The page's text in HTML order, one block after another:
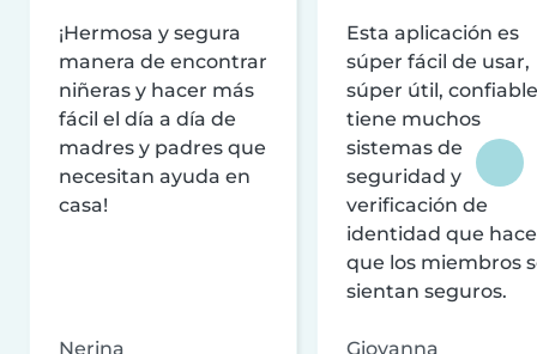
¡Hermosa y segura
manera de encontrar
niñeras y hacer más
fácil el día a día de
madres y padres que
necesitan ayuda en
casa!
Nerina
Esta aplicación es
súper fácil de usar,
súper útil,
tiene muchos
sistemas de
seguridad y
verificación de
identidad que
que los miembros
sientan seguros.
Giovanna